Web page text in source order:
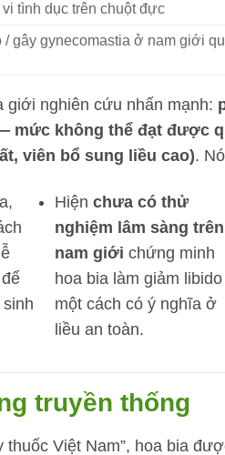
tình dục trên chuột đực
/ gây gynecomastia ở nam giới
giới nghiên cứu nhấn mạnh:
mức không thể đạt được
viên bổ sung liều cao).
để
Hiện chưa có thử
nghiệm lâm sàng trên
nam giới chứng minh
hoa bia làm giảm libido
một cách có ý nghĩa ở
liều an toàn.
truyền thống
thuốc Việt Nam”, hoa bia